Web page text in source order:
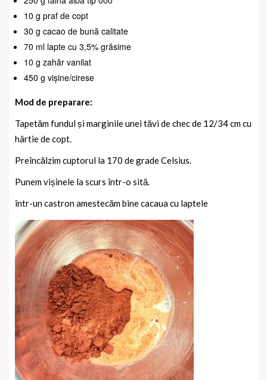
10 g praf de copt
30 g cacao de bună calitate
70 ml lapte cu 3,5% grăsime
10 g zahăr vanilat
450 g vișine/cirese
Mod de preparare:
Tapetăm fundul și marginile unei tăvi de chec de 12/34 cm cu
hârtie de copt.
Preîncălzim cuptorul la 170 de grade Celsius.
Punem vișinele la scurs într-o sită.
într-un castron amestecăm bine cacaua cu laptele